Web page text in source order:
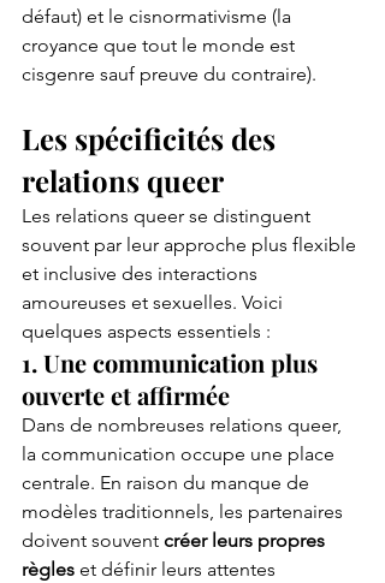
défaut) et le cisnormativisme (la
croyance que tout le monde est
cisgenre sauf preuve du contraire).
Les spécificités des
relations queer
Les relations queer se distinguent
souvent par leur approche plus flexible
et inclusive des interactions
amoureuses et sexuelles. Voici
quelques aspects essentiels :
1. Une communication plus
ouverte et affirmée
Dans de nombreuses relations queer,
la communication occupe une place
centrale. En raison du manque de
modèles traditionnels, les partenaires
doivent souvent créer leurs propres
règles et définir leurs attentes